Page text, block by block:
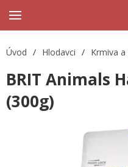
Úvod / Hlodavci / Krmiva
BRIT Animals
(300g)